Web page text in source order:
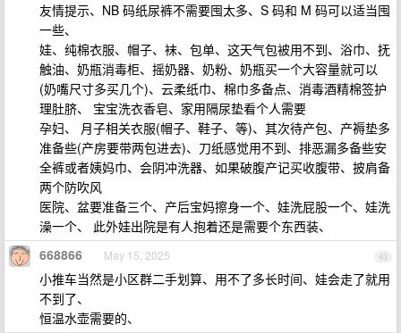
友情提示、NB 码纸尿裤不需要囤太多、S 码和 M 码可以适当囤
一些、
娃、纯棉衣服、帽子、袜、包单、这天气包被用不到、浴巾、抚
触油、奶瓶消毒柜、摇奶器、奶粉、奶瓶买一个大容量就可以
(奶嘴尺寸多买几个)、云柔纸巾、棉巾多备点、消毒酒精棉签护
理肚脐、 宝宝洗衣香皂、家用隔尿垫看个人需要
孕妇、 月子相关衣服(帽子、鞋子、等)、其次待产包、产褥垫多
准备些(产房要带两包进去)、刀纸感觉用不到、排恶漏多备些安
全裤或者姨妈巾、会阴冲洗器、如果破腹产记买收腹带、披肩备
两个防吹风
医院、盆要准备三个、产后宝妈擦身一个、娃洗屁股一个、娃洗
澡一个、 此外娃出院是有人抱着还是需要个东西装、
43
668866 May 15, 2025
小推车当然是小区群二手划算、用不了多长时间、娃会走了就用
不到了、
恒温水壶需要的、